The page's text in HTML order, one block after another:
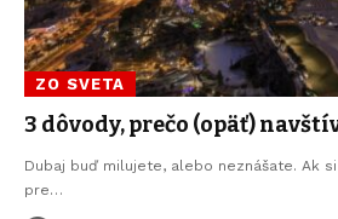
ZO SVETA
3 dôvody, prečo (opäť)
Dubaj buď milujete, alebo neznášate. Ak
pre…